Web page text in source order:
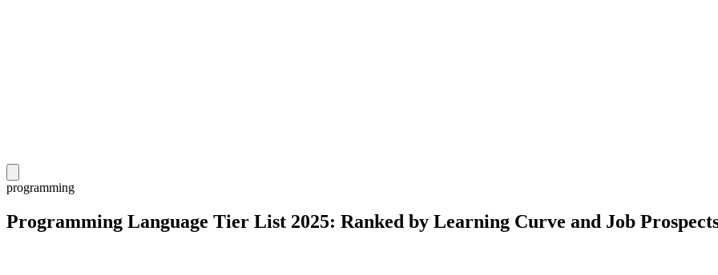
programming
Programming Language Tier List 2025: Ranked by Learning Curve and Job